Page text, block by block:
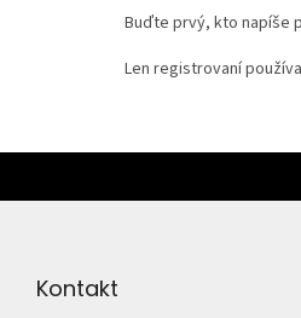
Buďte prvý, kto napíše
Len registrovaní
Kontakt